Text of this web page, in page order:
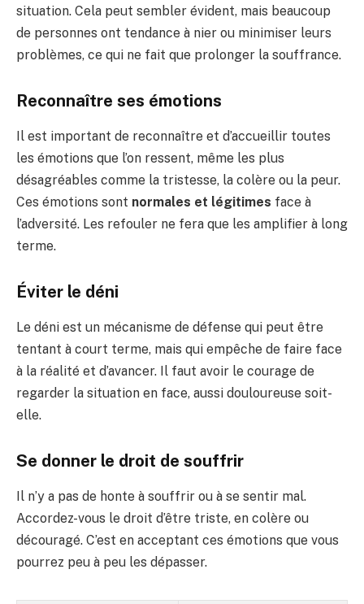
situation. Cela peut sembler évident, mais beaucoup
de personnes ont tendance à nier ou minimiser leurs
problèmes, ce qui ne fait que prolonger la souffrance.
Reconnaître ses émotions
Il est important de reconnaître et d’accueillir toutes
les émotions que l’on ressent, même les plus
désagréables comme la tristesse, la colère ou la peur.
Ces émotions sont normales et légitimes face à
l’adversité. Les refouler ne fera que les amplifier à long
terme.
Éviter le déni
Le déni est un mécanisme de défense qui peut être
tentant à court terme, mais qui empêche de faire face
à la réalité et d’avancer. Il faut avoir le courage de
regarder la situation en face, aussi douloureuse soit-
elle.
Se donner le droit de souffrir
Il n’y a pas de honte à souffrir ou à se sentir mal.
Accordez-vous le droit d’être triste, en colère ou
découragé. C’est en acceptant ces émotions que vous
pourrez peu à peu les dépasser.